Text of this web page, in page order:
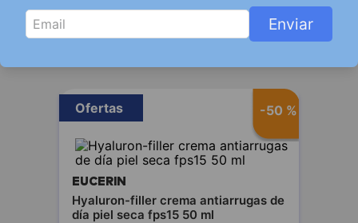
-50 %
Ofertas
EUCERIN
Hyaluron-filler crema antiarrugas de
día piel seca fps15 50 ml
Enviar